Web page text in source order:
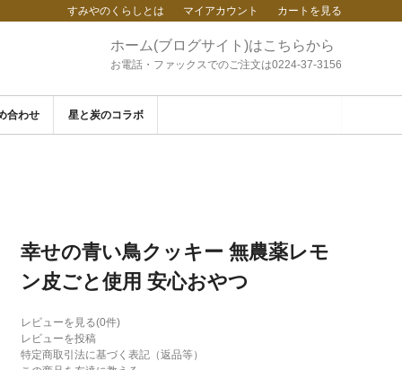
すみやのくらしとは マイアカウント カートを見る
ホーム(ブログサイト)はこちらから
お電話・ファックスでのご注文は0224-37-3156
合わせ 星と炭のコラボ
幸せの青い鳥クッキー 無農薬レモ
ン皮ごと使用 安心おやつ
レビューを見る(0件)
レビューを投稿
特定商取引法に基づく表記（返品等）